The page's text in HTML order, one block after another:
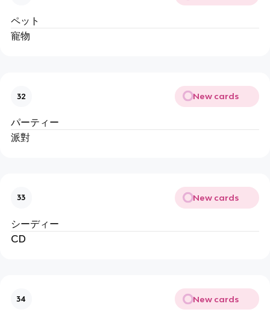
ペット
寵物
32 New cards
パーティー
派對
33 New cards
シーディー
CD
34 New cards